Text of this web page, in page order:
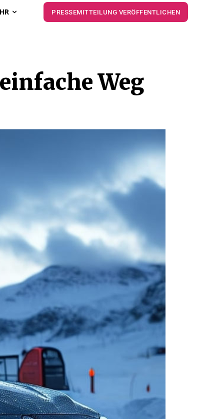
PRESSEMITTEILUNG VERÖFFENTLICHEN
Weg